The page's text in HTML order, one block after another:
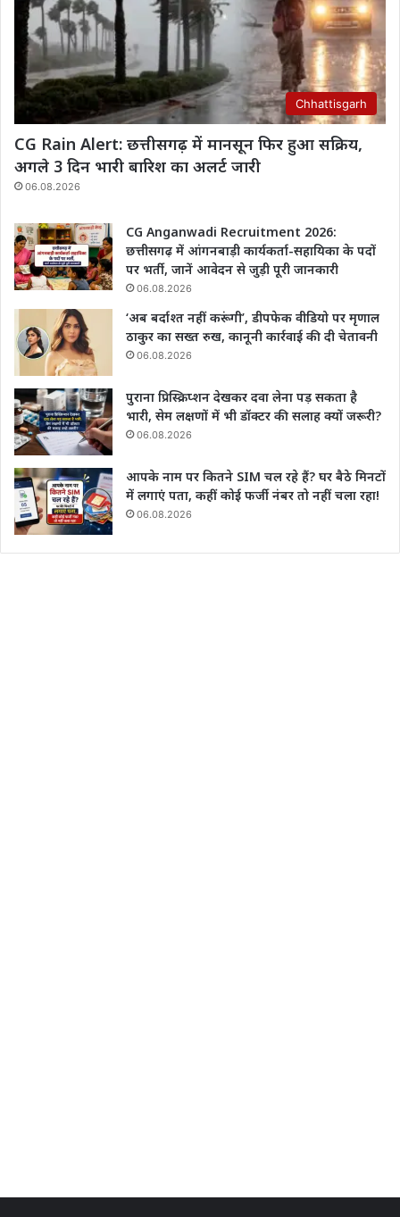
Chhattisgarh
CG Rain Alert: छत्तीसगढ़ में मानसून फिर हुआ सक्रिय,
अगले 3 दिन भारी बारिश का अलर्ट जारी
06.08.2026
CG Anganwadi Recruitment 2026:
छत्तीसगढ़ में आंगनबाड़ी कार्यकर्ता-सहायिका के पदों
पर भर्ती, जानें आवेदन से जुड़ी पूरी जानकारी
06.08.2026
‘अब बर्दाश्त नहीं करूंगी’, डीपफेक वीडियो पर मृणाल
ठाकुर का सख्त रुख, कानूनी कार्रवाई की दी चेतावनी
06.08.2026
पुराना प्रिस्क्रिप्शन देखकर दवा लेना पड़ सकता है
भारी, सेम लक्षणों में भी डॉक्टर की सलाह क्यों जरूरी?
06.08.2026
आपके नाम पर कितने SIM चल रहे हैं? घर बैठे मिनटों
में लगाएं पता, कहीं कोई फर्जी नंबर तो नहीं चला रहा!
06.08.2026